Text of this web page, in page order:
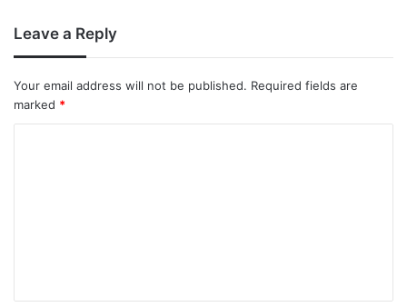
Leave a Reply
Your email address will not be published. Required fields are
marked *